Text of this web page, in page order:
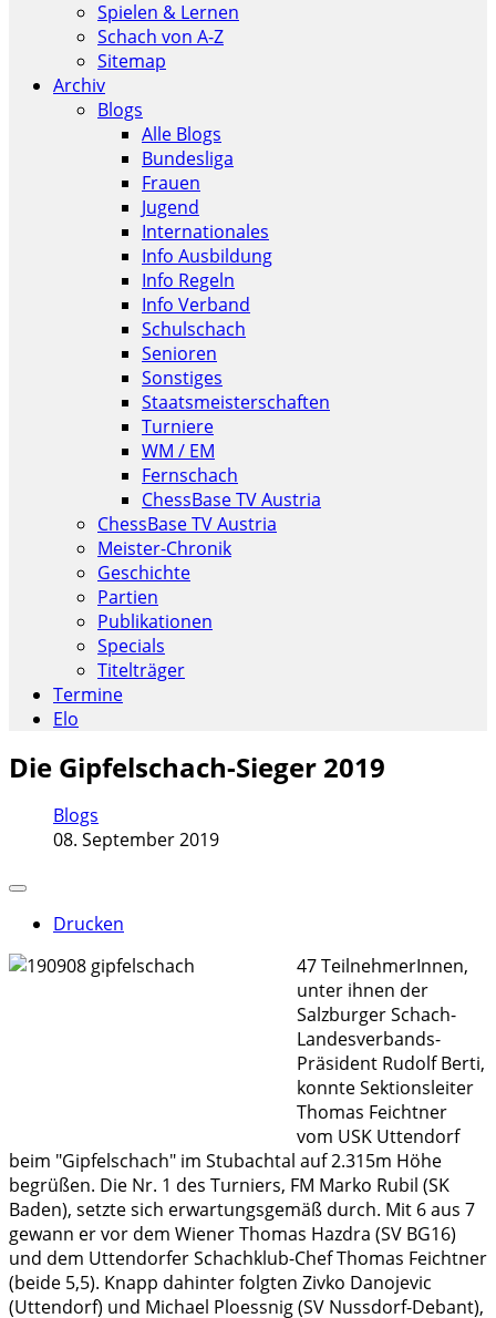
Spielen & Lernen
Schach von A-Z
Sitemap
Archiv
Blogs
Alle Blogs
Bundesliga
Frauen
Jugend
Internationales
Info Ausbildung
Info Regeln
Info Verband
Schulschach
Senioren
Sonstiges
Staatsmeisterschaften
Turniere
WM / EM
Fernschach
ChessBase TV Austria
ChessBase TV Austria
Meister-Chronik
Geschichte
Partien
Publikationen
Specials
Titelträger
Termine
Elo
Die Gipfelschach-Sieger 2019
Blogs
08. September 2019
Drucken
47 TeilnehmerInnen,
unter ihnen der
Salzburger Schach-
Landesverbands-
Präsident Rudolf Berti,
konnte Sektionsleiter
Thomas Feichtner
vom USK Uttendorf
beim "Gipfelschach" im Stubachtal auf 2.315m Höhe
begrüßen. Die Nr. 1 des Turniers, FM Marko Rubil (SK
Baden), setzte sich erwartungsgemäß durch. Mit 6 aus 7
gewann er vor dem Wiener Thomas Hazdra (SV BG16)
und dem Uttendorfer Schachklub-Chef Thomas Feichtner
(beide 5,5). Knapp dahinter folgten Zivko Danojevic
(Uttendorf) und Michael Ploessnig (SV Nussdorf-Debant),